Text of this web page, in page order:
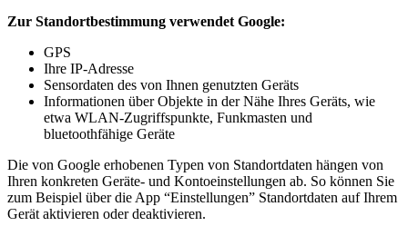
Zur Standortbestimmung verwendet Google:
GPS
Ihre IP-Adresse
Sensordaten des von Ihnen genutzten Geräts
Informationen über Objekte in der Nähe Ihres Geräts, wie
etwa WLAN-Zugriffspunkte, Funkmasten und
bluetoothfähige Geräte
Die von Google erhobenen Typen von Standortdaten hängen von
Ihren konkreten Geräte- und Kontoeinstellungen ab. So können Sie
zum Beispiel über die App “Einstellungen” Standortdaten auf Ihrem
Gerät aktivieren oder deaktivieren.